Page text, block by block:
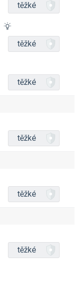
těžké
těžké
těžké
těžké
těžké
těžké